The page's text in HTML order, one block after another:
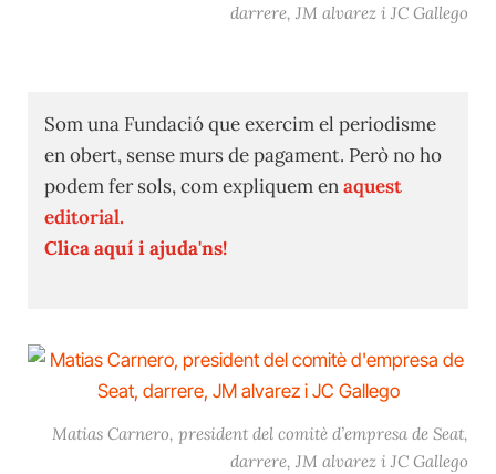
darrere, JM alvarez i JC Gallego
Som una Fundació que exercim el periodisme
en obert, sense murs de pagament. Però no ho
podem fer sols, com expliquem enaquest
editorial.
Clica aquí i ajuda'ns!
Matias Carnero, president del comitè d’empresa de Seat,
darrere, JM alvarez i JC Gallego